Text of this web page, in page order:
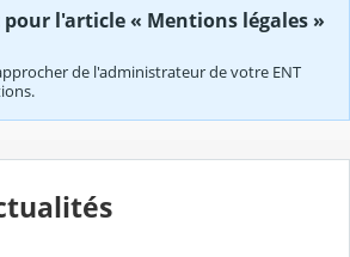
l'article « Mentions légales »
de l'administrateur de votre ENT